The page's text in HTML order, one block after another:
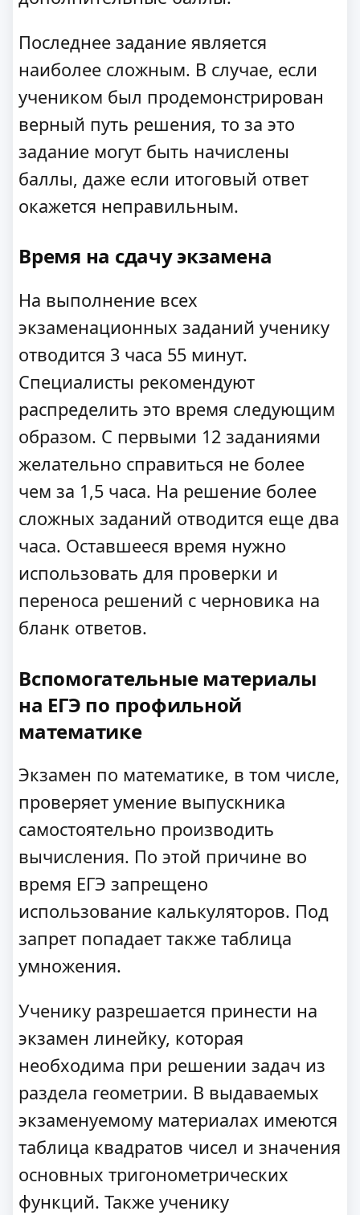
Последнее задание является
наиболее сложным. В случае, если
учеником был продемонстрирован
верный путь решения, то за это
задание могут быть начислены
баллы, даже если итоговый ответ
окажется неправильным.
Время на сдачу экзамена
На выполнение всех
экзаменационных заданий ученику
отводится 3 часа 55 минут.
Специалисты рекомендуют
распределить это время следующим
образом. С первыми 12 заданиями
желательно справиться не более
чем за 1,5 часа. На решение более
сложных заданий отводится еще два
часа. Оставшееся время нужно
использовать для проверки и
переноса решений с черновика на
бланк ответов.
Вспомогательные материалы
на ЕГЭ по профильной
математике
Экзамен по математике, в том числе,
проверяет умение выпускника
самостоятельно производить
вычисления. По этой причине во
время ЕГЭ запрещено
использование калькуляторов. Под
запрет попадает также таблица
умножения.
Ученику разрешается принести на
экзамен линейку, которая
необходима при решении задач из
раздела геометрии. В выдаваемых
экзаменуемому материалах имеются
таблица квадратов чисел и значения
основных тригонометрических
функций. Также ученику